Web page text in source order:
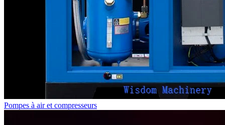
Pompes à air et compresseurs